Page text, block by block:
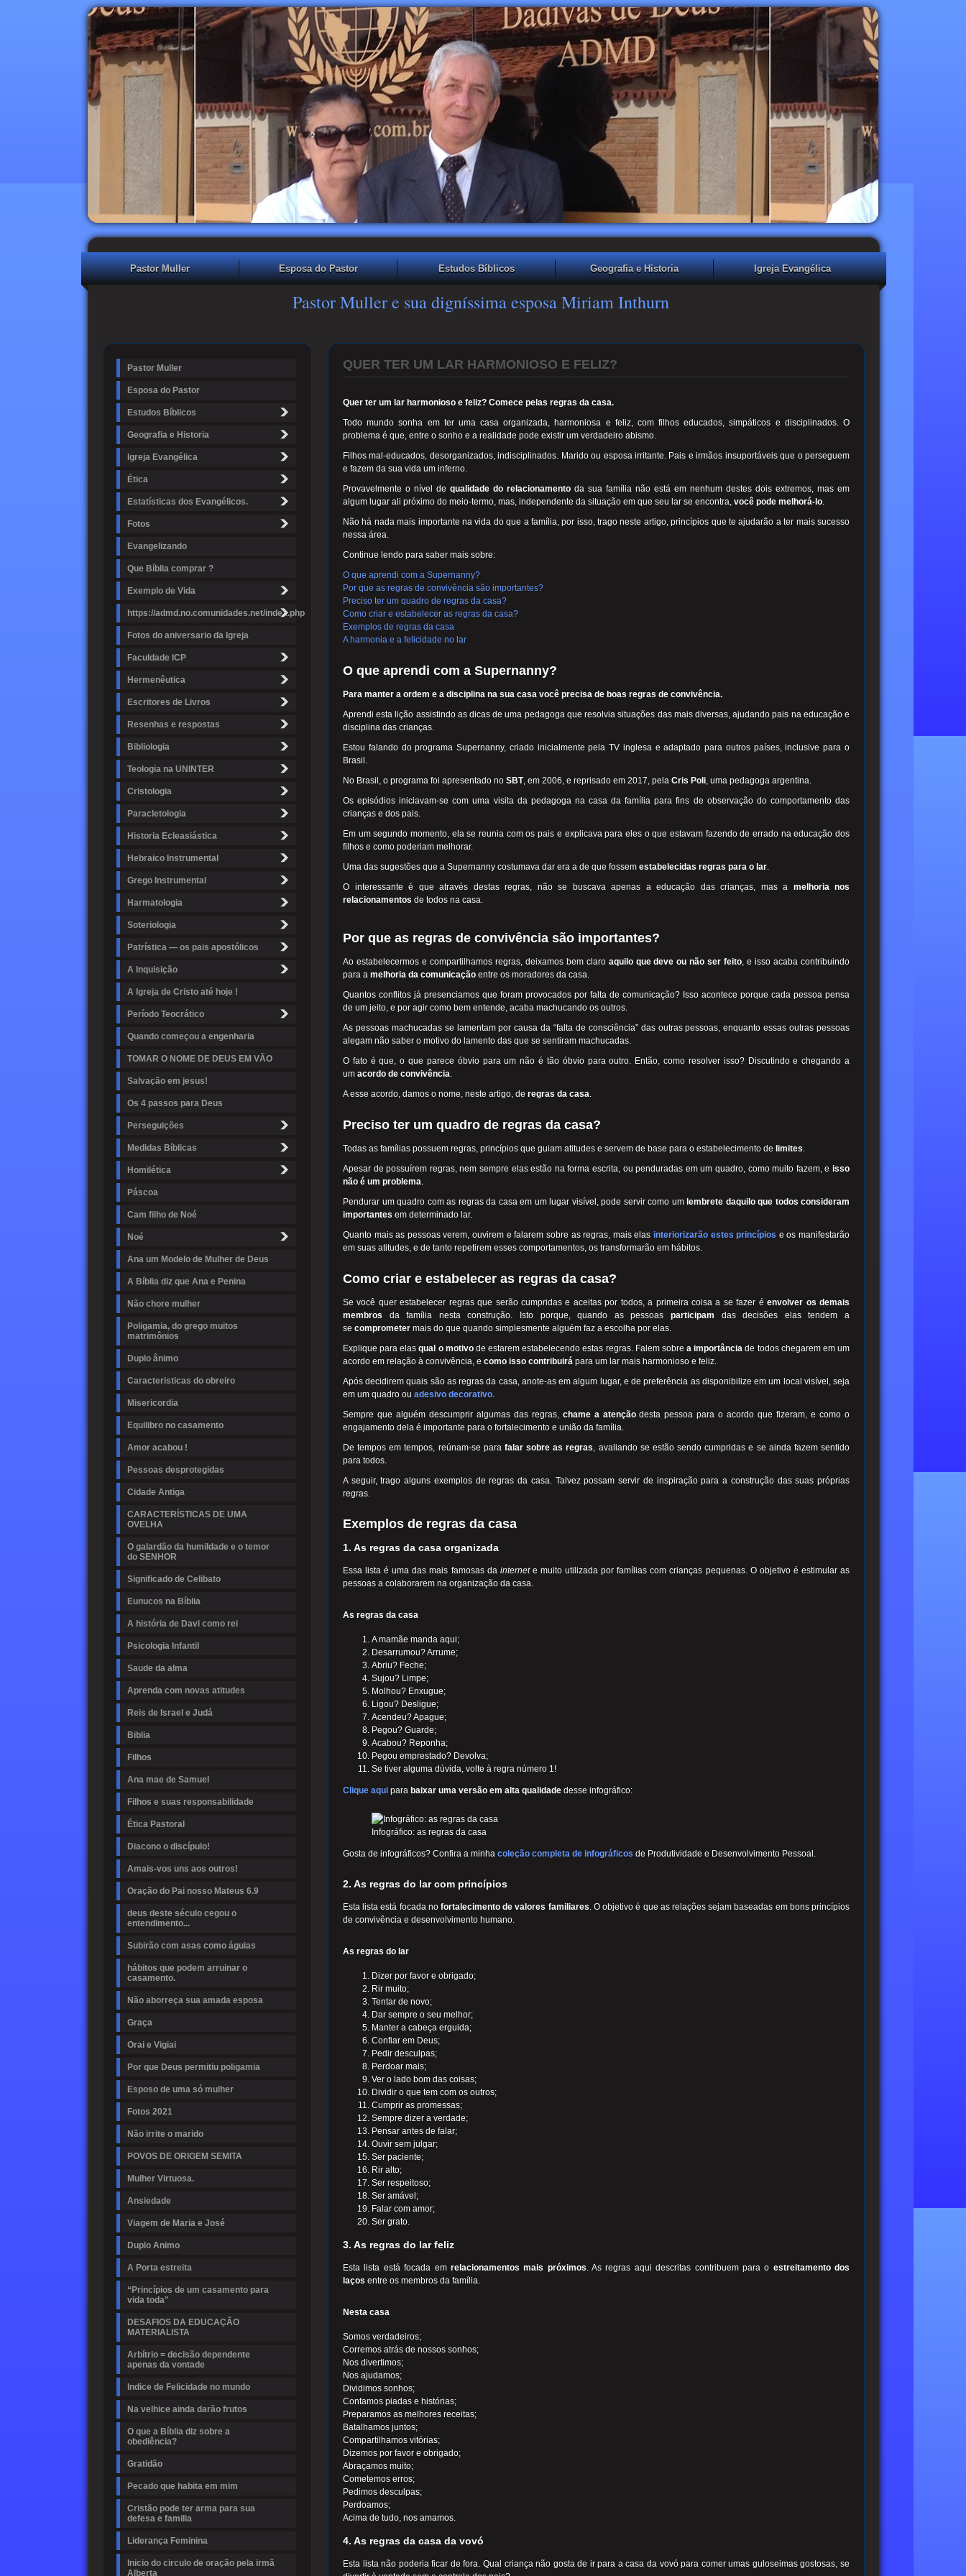
Pastor Muller Esposa do Pastor Estudos Bíblicos Geografia e Historia Igreja Evangélica
Pastor Muller e sua digníssima esposa Miriam Inthurn
Pastor Muller
Esposa do Pastor
Estudos Bíblicos
Geografia e Historia
Igreja Evangélica
Ética
Estatísticas dos Evangélicos.
Fotos
Evangelizando
Que Bíblia comprar ?
Exemplo de Vida
https://admd.no.comunidades.net/index.php
Fotos do aniversario da Igreja
Faculdade ICP
Hermenêutica
Escritores de Livros
Resenhas e respostas
Bibliologia
Teologia na UNINTER
Cristologia
Paracletologia
Historia Ecleasiástica
Hebraico Instrumental
Grego Instrumental
Harmatologia
Soteriologia
Patrística — os pais apostólicos
A Inquisição
A Igreja de Cristo até hoje !
Período Teocrático
Quando começou a engenharia
TOMAR O NOME DE DEUS EM VÃO
Salvação em jesus!
Os 4 passos para Deus
Perseguições
Medidas Bíblicas
Homilética
Páscoa
Cam filho de Noé
Noé
Ana um Modelo de Mulher de Deus
A Bíblia diz que Ana e Penina
Não chore mulher
Poligamia, do grego muitos
matrimônios
Duplo ânimo
Caracteristicas do obreiro
Misericordia
Equilibro no casamento
Amor acabou !
Pessoas desprotegidas
Cidade Antiga
CARACTERÍSTICAS DE UMA
OVELHA
O galardão da humildade e o temor
do SENHOR
Significado de Celibato
Eunucos na Bíblia
A história de Davi como rei
Psicologia Infantil
Saude da alma
Aprenda com novas atitudes
Reis de Israel e Judá
Biblia
Filhos
Ana mae de Samuel
Filhos e suas responsabilidade
Ética Pastoral
Diacono o discípulo!
Amais-vos uns aos outros!
Oração do Pai nosso Mateus 6.9
deus deste século cegou o
entendimento...
Subirão com asas como águias
hábitos que podem arruinar o
casamento.
Não aborreça sua amada esposa
Graça
Orai e Vigiai
Por que Deus permitiu poligamia
Esposo de uma só mulher
Fotos 2021
Não irrite o marido
POVOS DE ORIGEM SEMITA
Mulher Virtuosa.
Ansiedade
Viagem de Maria e José
Duplo Animo
A Porta estreita
“Princípios de um casamento para
vida toda"
DESAFIOS DA EDUCAÇÃO
MATERIALISTA
Arbítrio = decisão dependente
apenas da vontade
Indice de Felicidade no mundo
Na velhice ainda darão frutos
O que a Bíblia diz sobre a
obediência?
Gratidão
Pecado que habita em mim
Cristão pode ter arma para sua
defesa e familia
Liderança Feminina
Inicio do circulo de oração pela irmã
Alberta
QUER TER UM LAR HARMONIOSO E FELIZ?
Quer ter um lar harmonioso e feliz? Comece pelas regras da casa.
Todo mundo sonha em ter uma casa organizada, harmoniosa e feliz, com filhos educados, simpáticos e disciplinados. O
problema é que, entre o sonho e a realidade pode existir um verdadeiro abismo.
Filhos mal-educados, desorganizados, indisciplinados. Marido ou esposa irritante. Pais e irmãos insuportáveis que o perseguem
e fazem da sua vida um inferno.
Provavelmente o nível de qualidade do relacionamento da sua família não está em nenhum destes dois extremos, mas em
algum lugar ali próximo do meio-termo, mas, independente da situação em que seu lar se encontra, você pode melhorá-lo.
Não há nada mais importante na vida do que a família, por isso, trago neste artigo, princípios que te ajudarão a ter mais sucesso
nessa área.
Continue lendo para saber mais sobre:
O que aprendi com a Supernanny?
Por que as regras de convivência são importantes?
Preciso ter um quadro de regras da casa?
Como criar e estabelecer as regras da casa?
Exemplos de regras da casa
A harmonia e a felicidade no lar
O que aprendi com a Supernanny?
Para manter a ordem e a disciplina na sua casa você precisa de boas regras de convivência.
Aprendi esta lição assistindo as dicas de uma pedagoga que resolvia situações das mais diversas, ajudando pais na educação e
disciplina das crianças.
Estou falando do programa Supernanny, criado inicialmente pela TV inglesa e adaptado para outros países, inclusive para o
Brasil.
No Brasil, o programa foi apresentado no SBT, em 2006, e reprisado em 2017, pela Cris Poli, uma pedagoga argentina.
Os episódios iniciavam-se com uma visita da pedagoga na casa da família para fins de observação do comportamento das
crianças e dos pais.
Em um segundo momento, ela se reunia com os pais e explicava para eles o que estavam fazendo de errado na educação dos
filhos e como poderiam melhorar.
Uma das sugestões que a Supernanny costumava dar era a de que fossem estabelecidas regras para o lar.
O interessante é que através destas regras, não se buscava apenas a educação das crianças, mas a melhoria nos
relacionamentos de todos na casa.
Por que as regras de convivência são importantes?
Ao estabelecermos e compartilhamos regras, deixamos bem claro aquilo que deve ou não ser feito , e isso acaba contribuindo
para a melhoria da comunicação entre os moradores da casa.
Quantos conflitos já presenciamos que foram provocados por falta de comunicação? Isso acontece porque cada pessoa pensa
de um jeito, e por agir como bem entende, acaba machucando os outros.
As pessoas machucadas se lamentam por causa da “falta de consciência” das outras pessoas, enquanto essas outras pessoas
alegam não saber o motivo do lamento das que se sentiram machucadas.
O fato é que, o que parece óbvio para um não é tão óbvio para outro. Então, como resolver isso? Discutindo e chegando a
um acordo de convivência
A esse acordo, damos o nome, neste artigo, de regras da casa
Preciso ter um quadro de regras da casa?
Todas as famílias possuem regras, princípios que guiam atitudes e servem de base para o estabelecimento de limites
Apesar de possuírem regras, nem sempre elas estão na forma escrita, ou penduradas em um quadro, como muito fazem, e isso
não é um problema
Pendurar um quadro com as regras da casa em um lugar visível, pode servir como um lembrete daquilo que todos consideram
importantes em determinado lar.
Quanto mais as pessoas verem, ouvirem e falarem sobre as regras, mais elas interiorizarão estes princípios e os manifestarão
em suas atitudes, e de tanto repetirem esses comportamentos, os transformarão em hábitos.
Como criar e estabelecer as regras da casa?
Se você quer estabelecer regras que serão cumpridas e aceitas por todos, a primeira coisa a se fazer éenvolver os demais
membros da família nesta construção. Isto porque, quando as pessoas participam das decisões elas tendem a
se comprometer mais do que quando simplesmente alguém faz a escolha por elas.
Explique para elasqual o motivode estarem estabelecendo estas regras. Falem sobrea importância de todos chegarem em um
acordo em relação à convivência, e como isso contribuirá para um lar mais harmonioso e feliz.
Após decidirem quais são as regras da casa, anote-as em algum lugar, e de preferência as disponibilize em um local visível, seja
em um quadro ou adesivo decorativo
Sempre que alguém descumprir algumas das regras, chame a atençãodesta pessoa para o acordo que fizeram, e como o
engajamento dela é importante para o fortalecimento e união da família.
De tempos em tempos, reúnam-se para falar sobre as regras
, avaliando se estão sendo cumpridas e se ainda fazem sentido
para todos.
A seguir, trago alguns exemplos de regras da casa. Talvez possam servir de inspiração para a construção das suas próprias
regras.
Exemplos de regras da casa
1. As regras da casa organizada
Essa lista é uma das mais famosas da internete muito utilizada por famílias com crianças pequenas. O objetivo é estimular as
pessoas a colaborarem na organização da casa.
As regras da casa
A mamãe manda aqui;
Desarrumou? Arrume;
Abriu? Feche;
Sujou? Limpe;
Molhou? Enxugue;
Ligou? Desligue;
Acendeu? Apague;
Pegou? Guarde;
Acabou? Reponha;
Pegou emprestado? Devolva;
Se tiver alguma dúvida, volte à regra número 1!
Clique aqui para baixar uma versão em alta qualidade desse infográfico:
Infográfico: as regras da casa
Gosta de infográficos? Confira a minha coleção completa de infográficos de Produtividade e Desenvolvimento Pessoal.
2. As regras do lar com princípios
Esta lista está focada nofortalecimento de valores familiares. O objetivo é que as relações sejam baseadas em bons princípios
de convivência e desenvolvimento humano.
As regras do lar
Dizer por favor e obrigado;
Rir muito;
Tentar de novo;
Dar sempre o seu melhor;
Manter a cabeça erguida;
Confiar em Deus;
Pedir desculpas;
Perdoar mais;
Ver o lado bom das coisas;
Dividir o que tem com os outros;
Cumprir as promessas;
Sempre dizer a verdade;
Pensar antes de falar;
Ouvir sem julgar;
Ser paciente;
Rir alto;
Ser respeitoso;
Ser amável;
Falar com amor;
Ser grato.
3. As regras do lar feliz
Esta lista está focada em relacionamentos mais próximos. As regras aqui descritas contribuem para o estreitamento dos
laços entre os membros da família.
Nesta casa
Somos verdadeiros;
Corremos atrás de nossos sonhos;
Nos divertimos;
Nos ajudamos;
Dividimos sonhos;
Contamos piadas e histórias;
Preparamos as melhores receitas;
Batalhamos juntos;
Compartilhamos vitórias;
Dizemos por favor e obrigado;
Abraçamos muito;
Cometemos erros;
Pedimos desculpas;
Perdoamos;
Acima de tudo, nos amamos.
4. As regras da casa da vovó
Esta lista não poderia ficar de fora. Qual criança não gosta de ir para a casa da vovó para comer umas guloseimas gostosas, se